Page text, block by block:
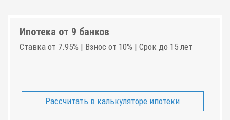
Ипотека от 9 банков
Ставка от 7.95% | Взнос от 10% | Срок до 15 лет
Рассчитать в калькуляторе ипотеки